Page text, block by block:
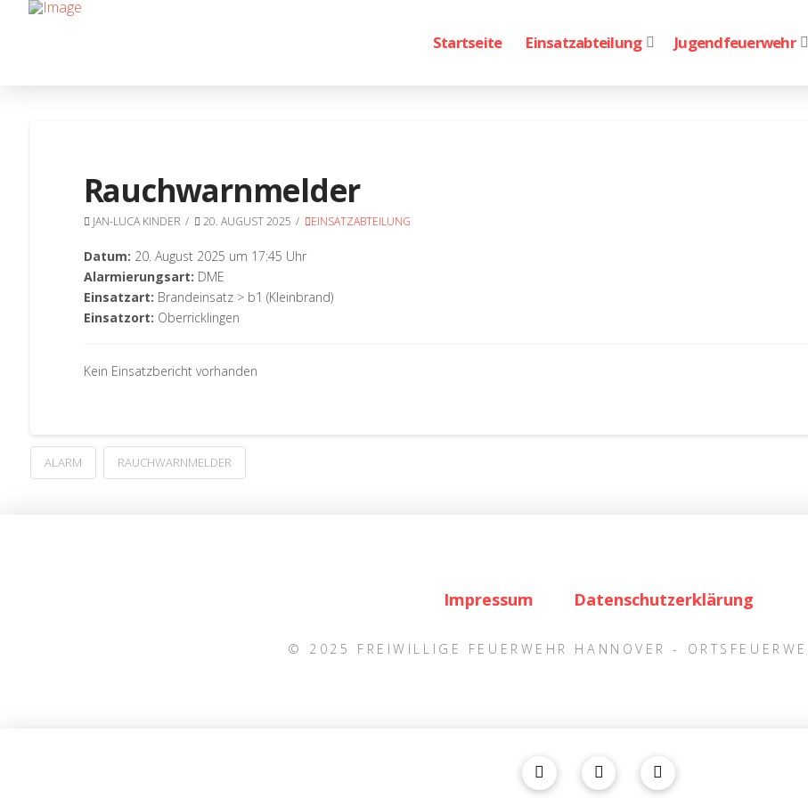
Startseite Einsatzabteilung Jugendfeuerwehr
Rauchwarnmelder
JAN-LUCA KINDER 20. AUGUST 2025 EINSATZABTEILUNG
Datum: 20. August 2025 um 17:45 Uhr
Alarmierungsart: DME
Einsatzart: Brandeinsatz > b1 (Kleinbrand)
Einsatzort: Oberricklingen
Kein Einsatzbericht vorhanden
ALARM RAUCHWARNMELDER
Impressum Datenschutzerklärung
© 2025 FREIWILLIGE FEUERWEHR HANNOVER -